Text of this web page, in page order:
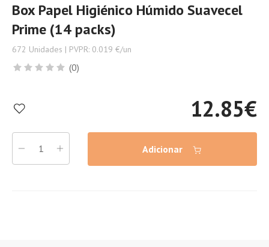
Box Papel Higiénico Húmido Suavecel
Prime (14 packs)
672 Unidades | PVPR: 0.019 €/un
(0)
12.85€
Adicionar